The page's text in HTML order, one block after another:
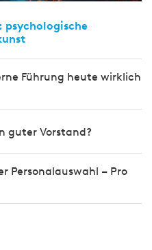
Führung heute wirklich
guter Vorstand?
Personalauswahl – Pro